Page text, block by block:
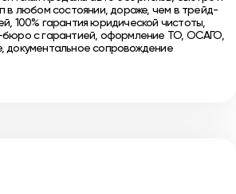
в любом состоянии, дороже, чем в трейд-
100% гарантия юридической чистоты,
бюро с гарантией, оформление ТО, ОСАГО,
документальное сопровождение